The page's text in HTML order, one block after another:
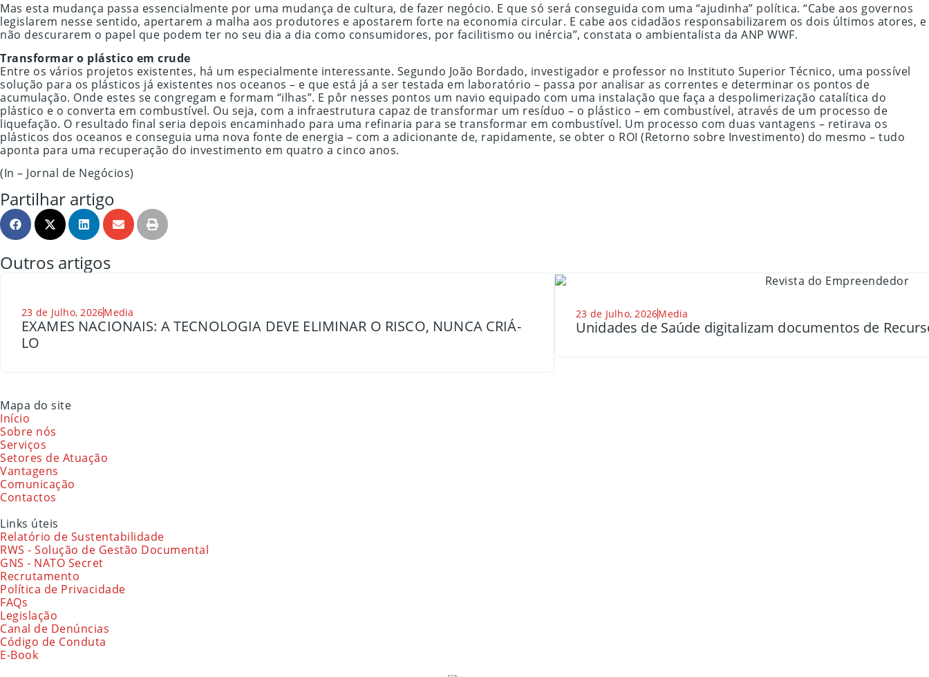
Mas esta mudança passa essencialmente por uma mudança de cultura, de fazer negócio. E que só será conseguida com uma “ajudinha” política. “Cabe aos governos
legislarem nesse sentido, apertarem a malha aos produtores e apostarem forte na economia circular. E cabe aos cidadãos responsabilizarem os dois últimos atores, e
não descurarem o papel que podem ter no seu dia a dia como consumidores, por facilitismo ou inércia”, constata o ambientalista da ANP WWF.
Transformar o plástico em crude
Entre os vários projetos existentes, há um especialmente interessante. Segundo João Bordado, investigador e professor no Instituto Superior Técnico, uma possível
solução para os plásticos já existentes nos oceanos – e que está já a ser testada em laboratório – passa por analisar as correntes e determinar os pontos de
acumulação. Onde estes se congregam e formam “ilhas”. E pôr nesses pontos um navio equipado com uma instalação que faça a despolimerização catalítica do
plástico e o converta em combustível. Ou seja, com a infraestrutura capaz de transformar um resíduo – o plástico – em combustível, através de um processo de
liquefação. O resultado final seria depois encaminhado para uma refinaria para se transformar em combustível. Um processo com duas vantagens – retirava os
plásticos dos oceanos e conseguia uma nova fonte de energia – com a adicionante de, rapidamente, se obter o ROI (Retorno sobre Investimento) do mesmo – tudo
aponta para uma recuperação do investimento em quatro a cinco anos.
(In – Jornal de Negócios)
Partilhar artigo
Outros artigos
23 de Julho, 2026Media
EXAMES NACIONAIS: A TECNOLOGIA DEVE ELIMINAR O RISCO, NUNCA CRIÁ-
LO
23 de Julho, 2026Media
Unidades de Saúde digitalizam documentos de
Mapa do site
Início
Sobre nós
Serviços
Setores de Atuação
Vantagens
Comunicação
Contactos
Links úteis
Relatório de Sustentabilidade
RWS - Solução de Gestão Documental
GNS - NATO Secret
Recrutamento
Política de Privacidade
FAQs
Legislação
Canal de Denúncias
Código de Conduta
E-Book